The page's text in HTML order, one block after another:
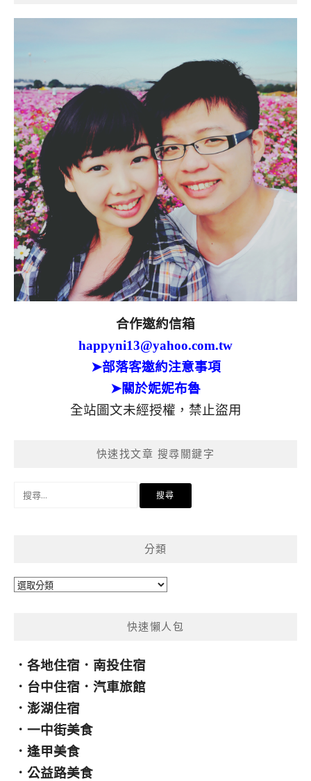
合作邀約信箱
happyni13@yahoo.com.tw
➤部落客邀約注意事項
➤關於妮妮布魯
全站圖文未經授權，禁止盜用
快速找文章 搜尋關鍵字
分類
分
快速懶人包
． 各地住宿 ． 南投住宿
． 台中住宿 ． 汽車旅館
． 澎湖住宿
． 一中街美食
． 逢甲美食
． 公益路美食